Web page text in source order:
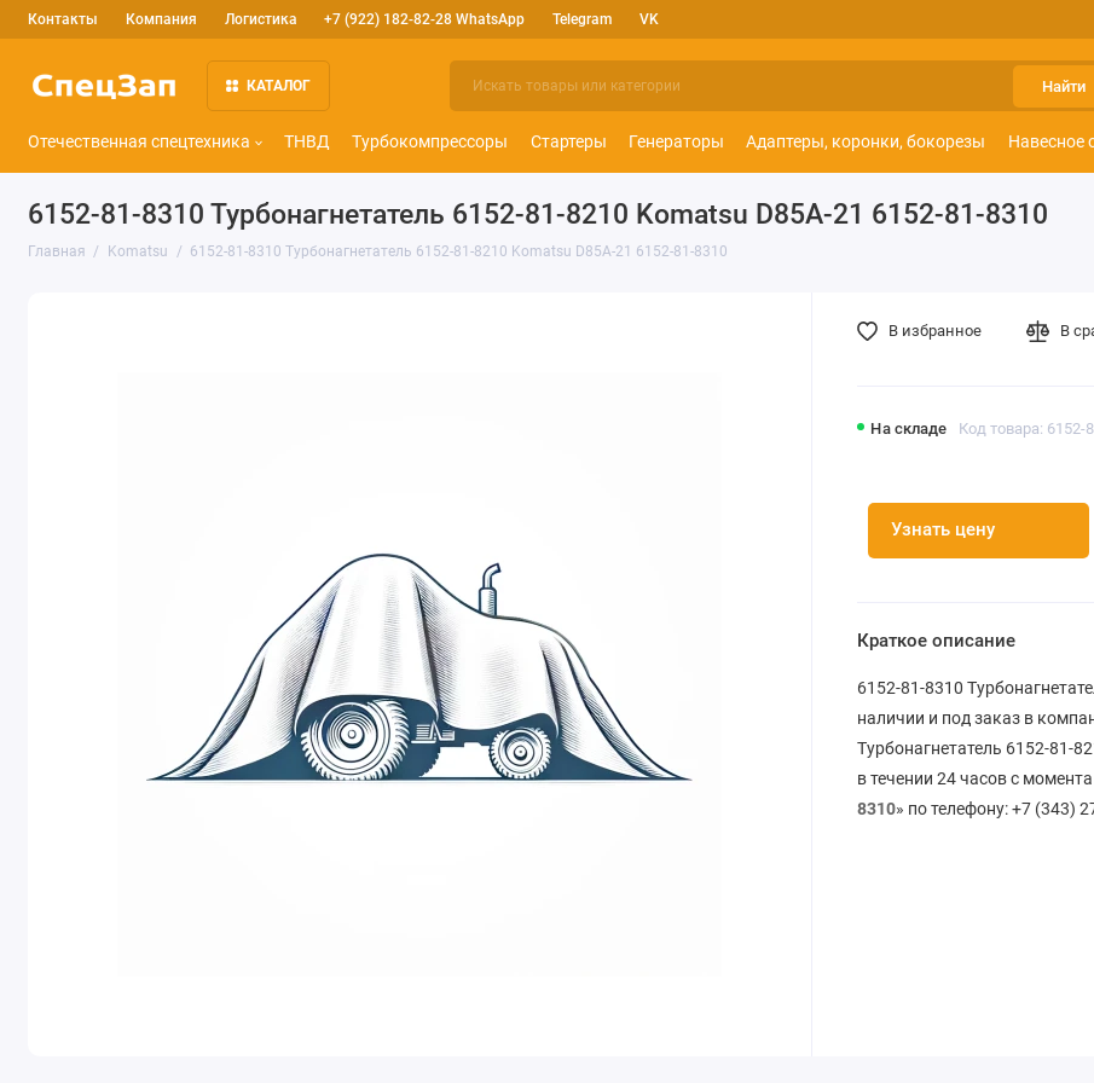
Контакты Компания Логистика +7 (922) 182-82-28 WhatsApp Telegram VK
КАТАЛОГ Найти
Отечественная спецтехника ТНВД Турбокомпрессоры Стартеры Генераторы Адаптеры, коронки, бокорезы Навесное
6152-81-8310 Турбонагнетатель 6152-81-8210 Komatsu D85A-21 6152-81-8310
Главная Komatsu 6152-81-8310 Турбонагнетатель 6152-81-8210 Komatsu D85A-21 6152-81-8310
На складе Код товара: 6152-
Узнать цену
В избранное В
Краткое описание
6152-81-8310
наличии и под заказ в
Турбонагнетатель 6152-81-
в течении 24 часов с
8310» по телефону: +7 (343)